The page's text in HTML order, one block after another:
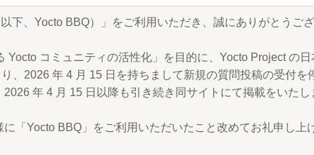
移
動
下、Yocto BBQ）」をご利用いただき、誠にありがとうござ
Yocto コミュニティの活性化」を目的に、Yocto Project の日
、2026 年 4 月 15 日を持ちまして新規の質問投稿の受付を
年 4 月 15 日以降も引き続き同サイトにて掲載をいたし
「Yocto BBQ」をご利用いただいたこと改めてお礼申し上